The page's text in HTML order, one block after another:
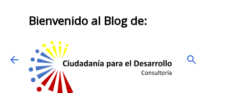
Bienvenido al Blog de: